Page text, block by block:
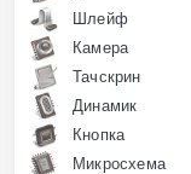
Шлейф
Камера
Тачскрин
Динамик
Кнопка
Микросхема